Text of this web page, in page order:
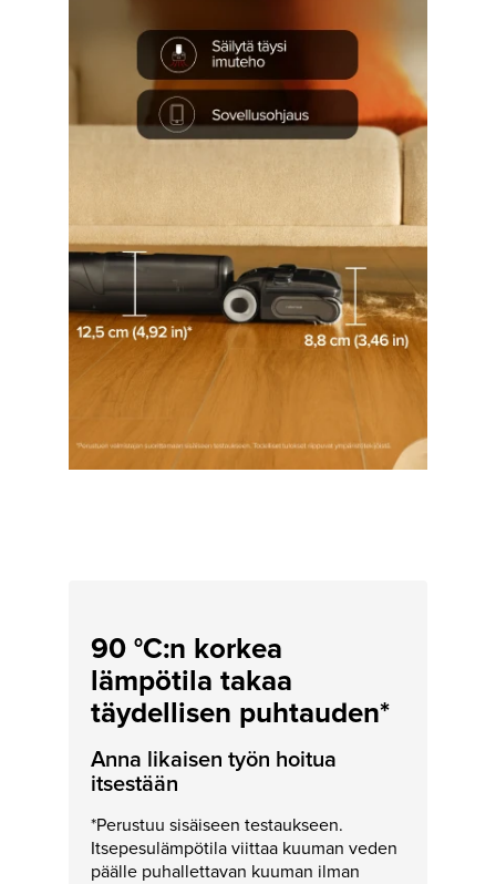
90 °C:n korkea
lämpötila takaa
täydellisen puhtauden*
Anna likaisen työn hoitua
itsestään
*Perustuu sisäiseen testaukseen.
Itsepesulämpötila viittaa kuuman veden
päälle puhallettavan kuuman ilman